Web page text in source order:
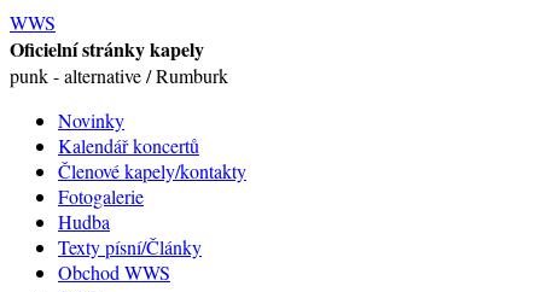
WWS
Oficielní stránky kapely
punk - alternative / Rumburk
Novinky
Kalendář koncertů
Členové kapely/kontakty
Fotogalerie
Hudba
Texty písní/Články
Obchod WWS